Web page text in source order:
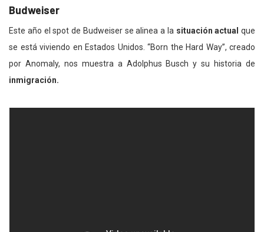
Budweiser
Este año el spot de Budweiser se alinea a la situación actual que
se está viviendo en Estados Unidos. “Born the Hard Way”, creado
por Anomaly, nos muestra a Adolphus Busch y su historia de
inmigración.